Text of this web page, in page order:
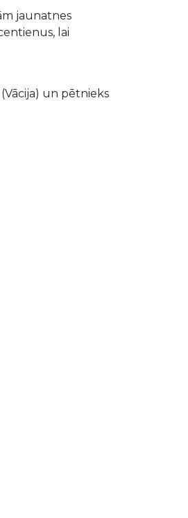
jaunatnes
lai
(Vācija) un pētnieks